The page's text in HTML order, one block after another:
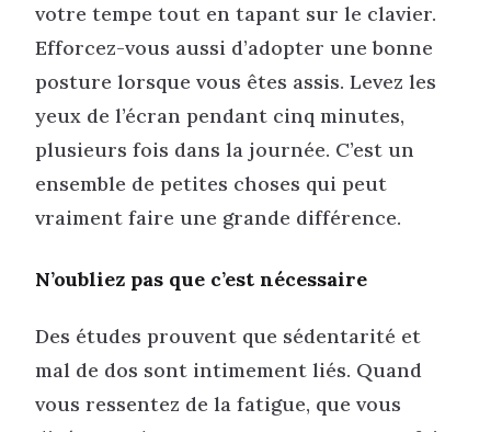
votre tempe tout en tapant sur le clavier.
Efforcez-vous aussi d’adopter une bonne
posture lorsque vous êtes assis. Levez les
yeux de l’écran pendant cinq minutes,
plusieurs fois dans la journée. C’est un
ensemble de petites choses qui peut
vraiment faire une grande différence.
N’oubliez pas que c’est nécessaire
Des études prouvent que sédentarité et
mal de dos sont intimement liés. Quand
vous ressentez de la fatigue, que vous